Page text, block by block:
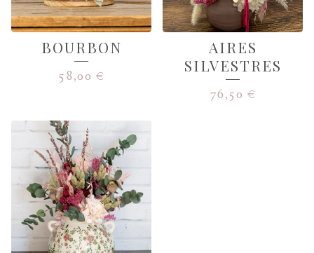
BOURBON
58,00 €
AIRES
SILVESTRES
76,50 €